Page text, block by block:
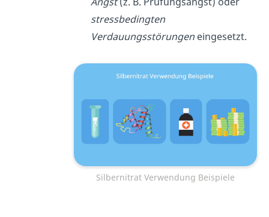
stressbedingten
Verdauungsstörungeneingesetzt.
Silbernitrat Verwendung Beispiele